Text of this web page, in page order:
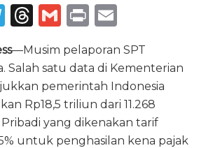
T
e
g
ra
m
T
re
a
d
s
G
m
ai
l
P
n
t
ai
l
—Musim pelaporan SPT
Salah satu data di Kementerian
pemerintah Indonesia
Rp18,5 triliun dari 11.268
yang dikenakan tarif
untuk penghasilan kena pajak